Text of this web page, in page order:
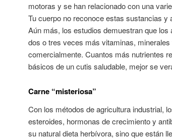
motoras y se han relacionado con una
Tu cuerpo no reconoce estas sustancias y
Aún más, los estudios demuestran que
dos o tres veces más vitaminas,
comercialmente. Cuantos más nutrientes
básicos de un cutis saludable, mejor se
Carne “misteriosa”
Con los métodos de agricultura industrial,
esteroides, hormonas de crecimiento y
su natural dieta herbívora, sino que están